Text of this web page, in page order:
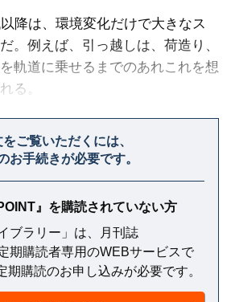
降は、環境変化だけで大きなス
。例えば、引っ越しは、荷造り、
軌道に乗せるまでのあれこれを想
る。
価値観をほぐしていこう。
ご覧いただくには、
お手続きが必要です。
』を購読されていない方
ブラリー」は、月刊誌
期購読者専用のWEBサービスで
期購読のお申し込みが必要です。